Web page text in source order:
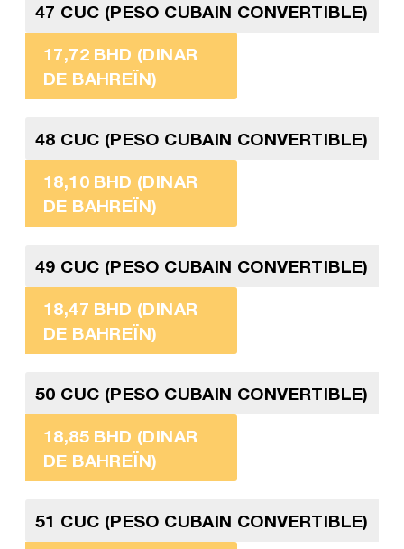
47 CUC (PESO CUBAIN CONVERTIBLE)
17,72 BHD (DINAR
DE BAHREÏN)
48 CUC (PESO CUBAIN CONVERTIBLE)
18,10 BHD (DINAR
DE BAHREÏN)
49 CUC (PESO CUBAIN CONVERTIBLE)
18,47 BHD (DINAR
DE BAHREÏN)
50 CUC (PESO CUBAIN CONVERTIBLE)
18,85 BHD (DINAR
DE BAHREÏN)
51 CUC (PESO CUBAIN CONVERTIBLE)